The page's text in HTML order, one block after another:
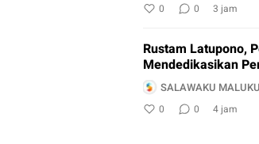
0 0 3 jam
Rustam Latupono,
Mendedikasikan
SALAWAKU MALUKU
0 0 4 jam